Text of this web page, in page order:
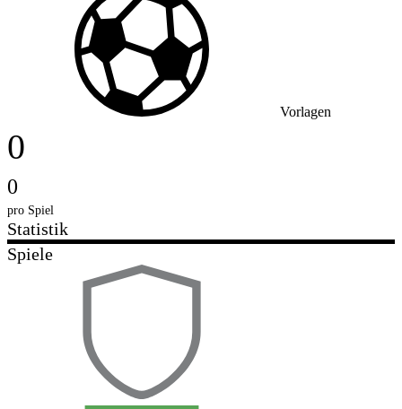
Vorlagen
0
0
pro Spiel
Statistik
Spiele